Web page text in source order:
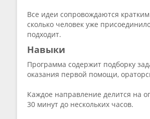
Все идеи сопровождаются
сколько человек уже
подходит.
Навыки
Программа содержит подборку
оказания первой помощи,
Каждое направление делится на
30 минут до нескольких часов.